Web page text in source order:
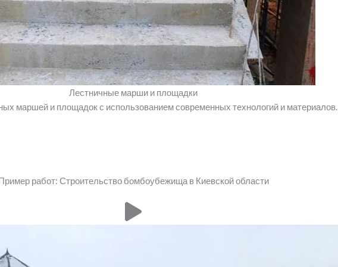
Лестничные марши и площадки
маршей и площадок с использованием современных технологий и материалов.
работ: Строительство бомбоубежища в Киевской области